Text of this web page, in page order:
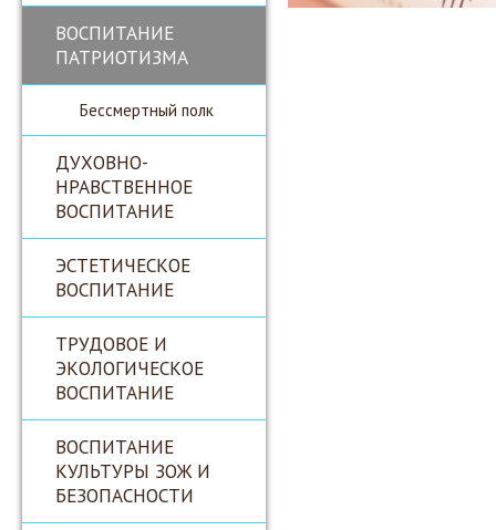
ВОСПИТАНИЕ
ПАТРИОТИЗМА
Бессмертный полк
ДУХОВНО-
НРАВСТВЕННОЕ
ВОСПИТАНИЕ
ЭСТЕТИЧЕСКОЕ
ВОСПИТАНИЕ
ТРУДОВОЕ И
ЭКОЛОГИЧЕСКОЕ
ВОСПИТАНИЕ
ВОСПИТАНИЕ
КУЛЬТУРЫ ЗОЖ И
БЕЗОПАСНОСТИ